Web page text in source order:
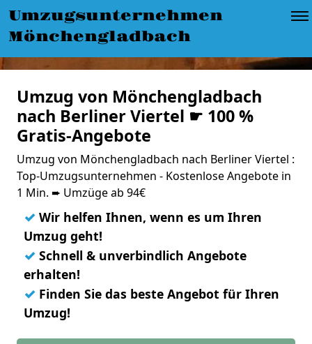
Umzugsunternehmen
Mönchengladbach
Umzug von Mönchengladbach
nach Berliner Viertel ☛ 100 %
Gratis-Angebote
Umzug von Mönchengladbach nach Berliner Viertel :
Top-Umzugsunternehmen - Kostenlose Angebote in
1 Min. ➨ Umzüge ab 94€
✓ Wir helfen Ihnen, wenn es um Ihren
Umzug geht!
✓ Schnell & unverbindlich Angebote
erhalten!
✓ Finden Sie das beste Angebot für Ihren
Umzug!